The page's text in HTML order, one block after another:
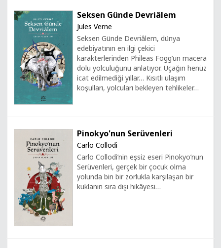
Seksen Günde Devriâlem
Jules Verne
Seksen Günde Devriâlem, dünya
edebiyatının en ilgi çekici
karakterlerinden Phileas Fogg’un macera
dolu yolculuğunu anlatıyor. Uçağın henüz
icat edilmediği yıllar… Kısıtlı ulaşım
koşulları, yolcuları bekleyen tehlikeler…
Pinokyo'nun Serüvenleri
Carlo Collodi
Carlo Collodi’nin eşsiz eseri Pinokyo’nun
Serüvenleri, gerçek bir çocuk olma
yolunda bin bir zorlukla karşılaşan bir
kuklanın sıra dışı hikâyesi…